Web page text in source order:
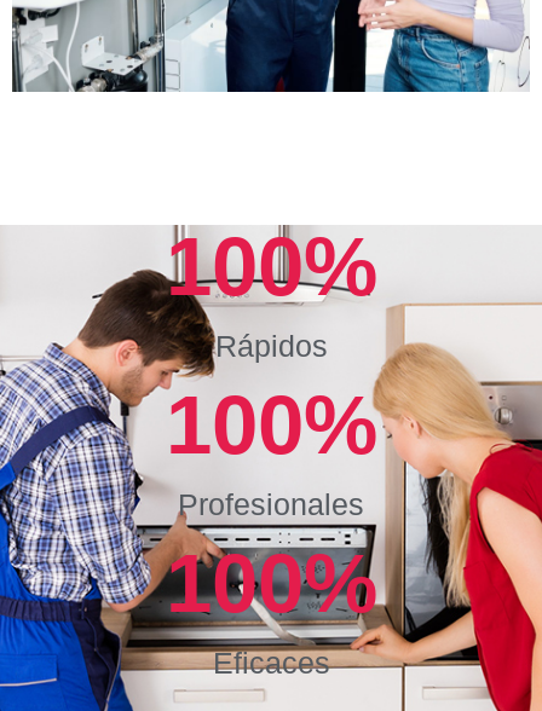
Rápidos
100%
Profesionales
100%
Eficaces
100%